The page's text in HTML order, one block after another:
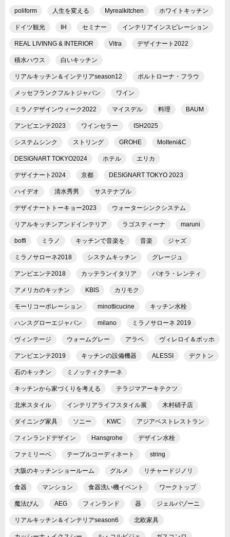
poliform 人生を変える Myrealkitchen ホワイトキッチン
ドイツ観光 IH セミナー インテリアインスピレーション
REAL LIVINNG & INTERIOR Vitra デザイナート2022
積水ハウス 白いキッチン
リアルキッチン＆インテリアseason12 ポルトローナ・フラウ
メッセフランクフルトジャパン ワイン
ミラノデザインウィーク2022 マイスデル 料理 BAUM
アンビエンテ2023 ワインセラー ISH2025
システムシンク ストリング GROHE Molteni&C
DESIGNART TOKYO2024 ホテル エリカ
デザイナート2024 京都 DESIGNART TOKYO 2023
ハイデオ 清水秀男 サステナブル
デザイナートトーキョー2023 ウォーターシンクシステム
リアルキッチンアンドインテリア ラゴスティーナ maruni
boffi ミラノ キッチンで音楽を 音楽 ジャズ
ミラノサローネ2018 システムキッチン グレージュ
アンビエンテ2018 カッテランイタリア パオラ・レンティ
アメリカのキッチン KBIS カリモク
モーリコーポレーション minotticucine キッチン水栓
ハンスグローエジャパン milano ミラノサローネ 2019
ヴィンテージ ウォームグレー アラペ ヴィレロイ＆ボッホ
アンビエンテ2019 キッチンの設備機器 ALESSI デクトン
石のキッチン ミノッティクチーネ
キッチンから家づくりを考える テラジマアーキテクツ
北米スタイル インテリアライフスタイル展 木村硝子店
ダイニング家具 ソニー KWC アジアベストレストラン
フィンランドデザイン Hansgrohe デザイン水栓
ファミリーベ テーブルコーディネート string
大阪のキッチンショールーム グルメ リチャードジノリ
食器 マンション 食器洗い機イベント ワークトップ
魔法びん AEG フィンランド 器 ジェルバゾーニ
リアルキッチン＆インテリアseason6 北欧家具